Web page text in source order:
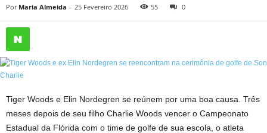
Por Maria Almeida - 25 Fevereiro 2026 55 0
Tiger Woods e Elin Nordegren se reúnem por uma boa causa. Três
meses depois de seu filho Charlie Woods vencer o Campeonato
Estadual da Flórida com o time de golfe de sua escola, o atleta